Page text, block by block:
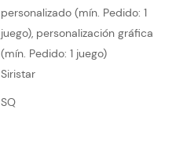
personalizado (mín. Pedido: 1
juego), personalización gráfica
(mín. Pedido: 1 juego)
Siristar
SQ